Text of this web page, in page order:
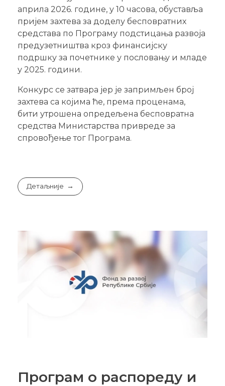
априла 2026. године, у 10 часова, обуставља
пријем захтева за доделу бесповратних
средстава по Програму подстицања развоја
предузетништва кроз финансијску
подршку за почетнике у пословању и младе
у 2025. години.
Конкурс се затвара јер је запримљен број
захтева са којима ће, према проценама,
бити утрошена опредељена бесповратна
средства Министарства привреде за
спровођење тог Програма.
Детаљније
Програм о распореду и